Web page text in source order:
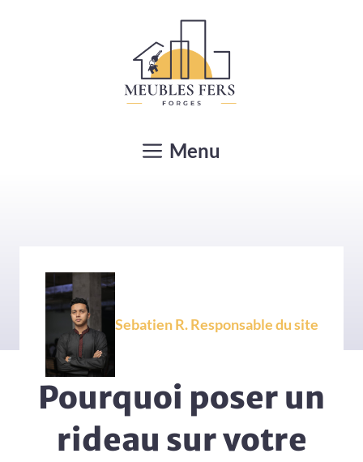
Menu
Sebatien R. Responsable du site
Pourquoi poser un
rideau sur votre